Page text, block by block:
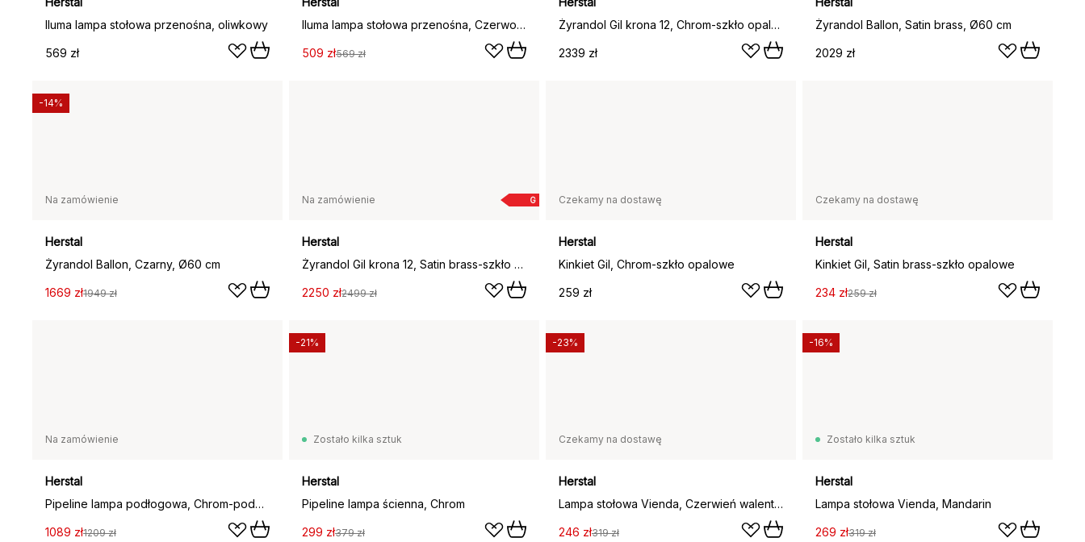
Iluma lampa stołowa przenośna, oliwkowy
569 zł
Iluma lampa stołowa przenośna, Czerwony
509 zł569 zł
Żyrandol Gil krona 12, Chrom-szkło opalowe
2339 zł
Żyrandol Ballon, Satin brass, Ø60 cm
2029 zł
Na zamówienie
Herstal
Żyrandol Ballon, Czarny, Ø60 cm
1669 zł1949 zł
-14%
G
Na zamówienie
Herstal
Żyrandol Gil krona 12, Satin brass-szkło opalowe
2250 zł2499 zł
Czekamy na dostawę
Herstal
Kinkiet Gil, Chrom-szkło opalowe
259 zł
Czekamy na dostawę
Herstal
Kinkiet Gil, Satin brass-szkło opalowe
234 zł259 zł
Na zamówienie
Herstal
Pipeline lampa podłogowa, Chrom-podwójny
1089 zł1209 zł
Zostało kilka sztuk
Herstal
Pipeline lampa ścienna, Chrom
299 zł379 zł
-21%
Czekamy na dostawę
Herstal
Lampa stołowa Vienda, Czerwień walentynkowa
246 zł319 zł
-23%
Zostało kilka sztuk
Herstal
Lampa stołowa Vienda, Mandarin
269 zł319 zł
-16%